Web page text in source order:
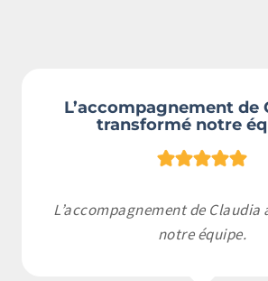
L’accompagnement de
transformé notre
L’accompagnement de
notre équipe.